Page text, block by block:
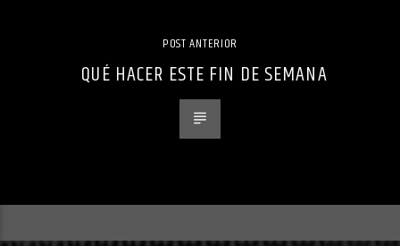
POST ANTERIOR
QUÉ HACER ESTE FIN DE SEMANA